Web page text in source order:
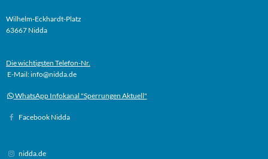
Wilhelm-Eckhardt-Platz
63667 Nidda
Die wichtigsten Telefon-Nr.
E-Mail: info@nidda.de
WhatsApp Infokanal "Sperrungen Aktuell"
Facebook Nidda
nidda.de